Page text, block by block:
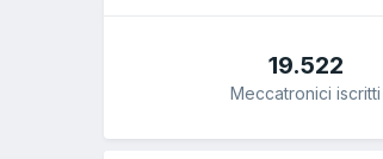
19.522
Meccatronici iscritti